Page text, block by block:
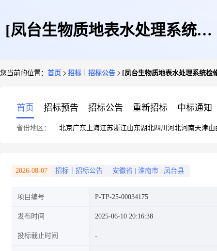
[凤台生物质地表水处理系统检
您当前的位置： 首页 招标｜招标公告 [凤台生物质地表水处理系统检
首页 招标预告 招标公告 重新招标 中标通知
省份地区： 北京广东 上海江苏浙江山东湖北四川 河北河南天津山
2026-08-07 招标｜招标公告 安徽省 淮南市 凤台县
项目编号 P-TP-25-00034175
发布时间 2025-06-10 20:16:38
投标截止时间